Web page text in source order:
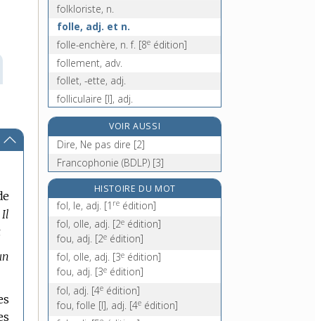
Il
folkloriste, n.
folle, adj. et n.
folle-enchère, n. f. [8e édition]
follement, adv.
follet, -ette, adj.
folliculaire [I], adj.
folliculaire [II], n. m.
follicule, n. m.
folliculine, n. f.
folliculite, n. f.
fomentateur, -trice, n.
VOIR AUSSI
Dire, Ne pas dire [2]
Francophonie (BDLP) [3]
HISTOIRE DU MOT
fol, le, adj. [1 re édition]
fol, olle, adj. [2e édition]
fou, adj. [2e édition]
fol, olle, adj. [3e édition]
fou, adj. [3e édition]
fol, adj. [4e édition]
fou, folle [I], adj. [4e édition]